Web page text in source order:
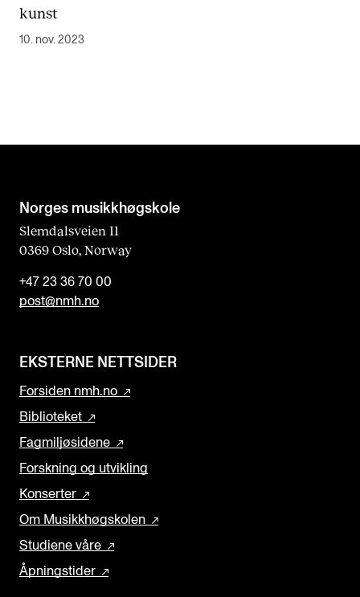
kunst
10. nov. 2023
Norges musikk­høgskole
Slemdalsveien 11
0369 Oslo, Norway
+47 23 36 70 00
post@nmh.no
EKSTERNE NETTSIDER
Forsiden nmh.no
Biblioteket
Fagmiljøsidene
Forskning og utvikling
Konserter
Om Musikkhøgskolen
Studiene våre
Åpningstider